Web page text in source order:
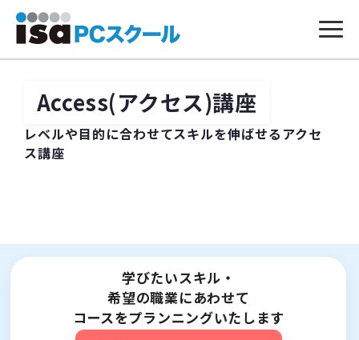
本
Access(アクセス)講座
レベルや目的に合わせてスキルを伸ばせるアクセ
ス講座
学びたいスキル・
希望の職業にあわせて
コースをプランニングいたします